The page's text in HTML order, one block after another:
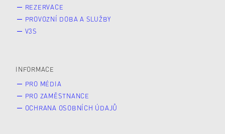
REZERVACE
PROVOZNÍ DOBA A SLUŽBY
V3S
INFORMACE
PRO MÉDIA
PRO ZAMĚSTNANCE
OCHRANA OSOBNÍCH ÚDAJŮ